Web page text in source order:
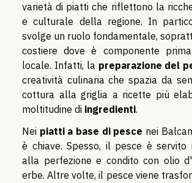
varietà di piatti che riflettono la
e culturale della regione. In
svolge un ruolo fondamentale,
costiere dove è componente
locale. Infatti, la preparazione del
creatività culinaria che spazia da
cottura alla griglia a ricette più
moltitudine di ingredienti.
Nei piatti a base di pesce nei
è chiave. Spesso, il pesce è servito
alla perfezione e condito con olio
erbe. Altre volte, il pesce viene